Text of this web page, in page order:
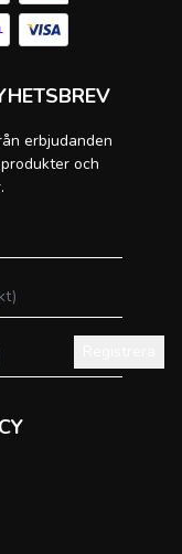
erbjudanden
och